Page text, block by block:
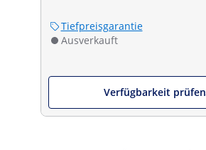
Tiefpreisgarantie
Ausverkauft
Verfügbarkeit prüfen